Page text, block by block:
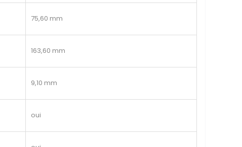
75,60 mm
163,60 mm
9,10 mm
oui